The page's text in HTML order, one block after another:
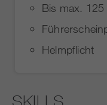
Bis max. 125
Helmpflicht
SKILLS